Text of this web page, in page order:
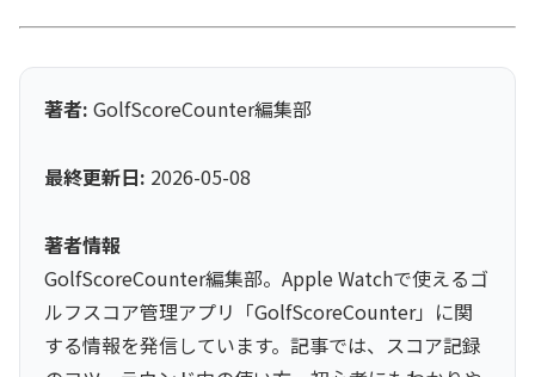
著者: GolfScoreCounter編集部
最終更新日: 2026-05-08
著者情報
GolfScoreCounter編集部。Apple Watchで使えるゴ
ルフスコア管理アプリ「GolfScoreCounter」に関
する情報を発信しています。記事では、スコア記録